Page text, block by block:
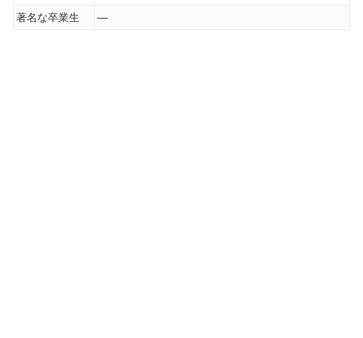
著名な卒業生 ―